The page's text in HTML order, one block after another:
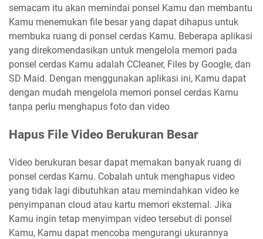
semacam itu akan memindai ponsel Kamu dan membantu
Kamu menemukan file besar yang dapat dihapus untuk
membuka ruang di ponsel cerdas Kamu. Beberapa aplikasi
yang direkomendasikan untuk mengelola memori pada
ponsel cerdas Kamu adalah CCleaner, Files by Google, dan
SD Maid. Dengan menggunakan aplikasi ini, Kamu dapat
dengan mudah mengelola memori ponsel cerdas Kamu
tanpa perlu menghapus foto dan video
Hapus File Video Berukuran Besar
Video berukuran besar dapat memakan banyak ruang di
ponsel cerdas Kamu. Cobalah untuk menghapus video
yang tidak lagi dibutuhkan atau memindahkan video ke
penyimpanan cloud atau kartu memori eksternal. Jika
Kamu ingin tetap menyimpan video tersebut di ponsel
Kamu, Kamu dapat mencoba mengurangi ukurannya